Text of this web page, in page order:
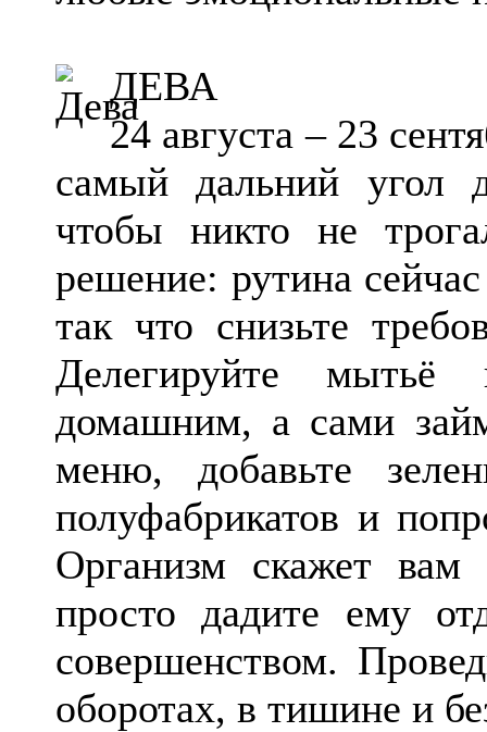
ДЕВА
24 августа – 23
самый дальний угол
чтобы никто не
решение: рутина
так что снизьте
Делегируйте
домашним, а сами
меню, добавьте
полуфабрикатов и
Организм скажет
просто дадите ему
совершенством.
оборотах, в тишине и